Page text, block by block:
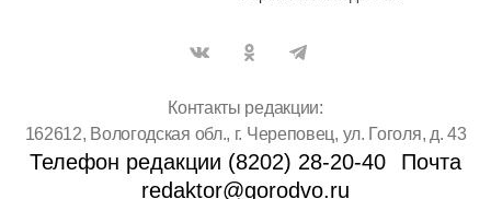
Контакты редакции:
162612, Вологодская обл., г. Череповец, ул. Гоголя, д. 43
Телефон редакции (8202) 28-20-40
Почта
redaktor@gorodvo.ru